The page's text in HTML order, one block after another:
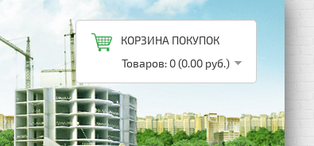
КОРЗИНА ПОКУПОК
Товаров: 0 (0.00 руб.)